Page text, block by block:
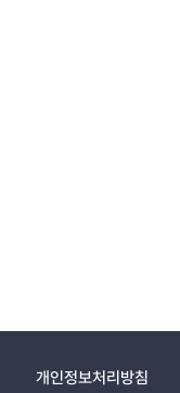
개인정보처리방침